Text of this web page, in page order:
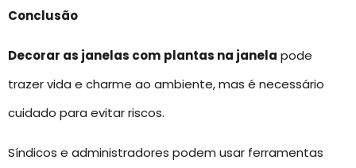
Conclusão
Decorar as janelas com plantas na janela pode
trazer vida e charme ao ambiente, mas é necessário
cuidado para evitar riscos.
Síndicos e administradores podem usar ferramentas